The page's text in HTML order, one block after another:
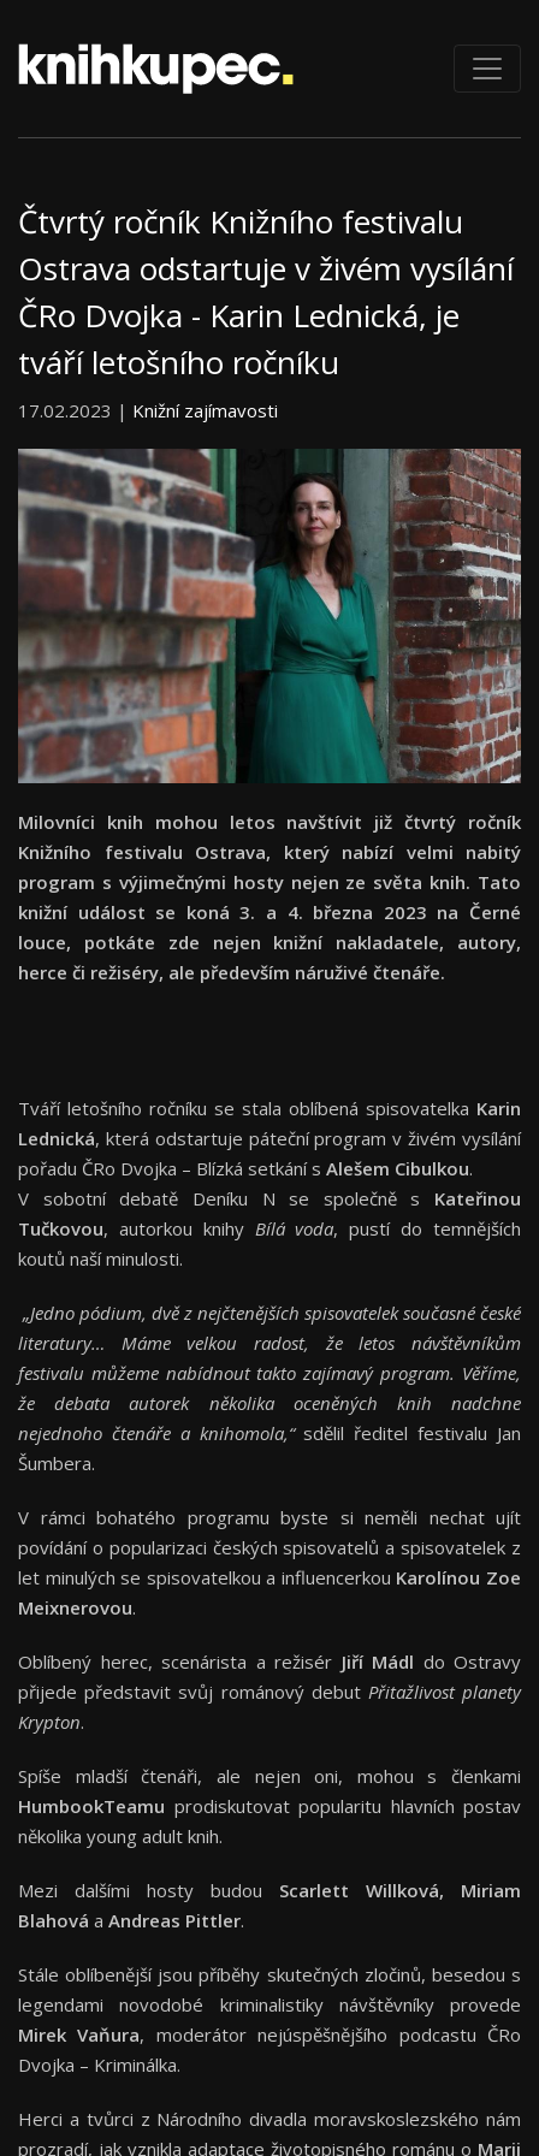
Čtvrtý ročník Knižního festivalu
Ostrava odstartuje v živém vysílání
ČRo Dvojka - Karin Lednická, je
tváří letošního ročníku
17.02.2023 | Knižní zajímavosti
Milovníci knih mohou letos navštívit již čtvrtý ročník
Knižního festivalu Ostrava, který nabízí velmi nabitý
program s výjimečnými hosty nejen ze světa knih. Tato
knižní událost se koná 3. a 4. března 2023 na Černé
louce, potkáte zde nejen knižní nakladatele, autory,
herce či režiséry, ale především náruživé čtenáře.
Tváří letošního ročníku se stala oblíbená spisovatelka Karin
Lednická, která odstartuje páteční program v živém vysílání
pořadu ČRo Dvojka – Blízká setkání s Alešem Cibulkou.
V sobotní debatě Deníku N se společně s Kateřinou
Tučkovou, autorkou knihy Bílá voda, pustí do temnějších
koutů naší minulosti.
„Jedno pódium, dvě z nejčtenějších spisovatelek současné české
literatury… Máme velkou radost, že letos návštěvníkům
festivalu můžeme nabídnout takto zajímavý program. Věříme,
že debata autorek několika oceněných knih nadchne
nejednoho čtenáře a knihomola,“sdělil ředitel festivalu Jan
Šumbera.
V rámci bohatého programu byste si neměli nechat ujít
povídání o popularizaci českých spisovatelů a spisovatelek z
let minulých se spisovatelkou a influencerkou Karolínou Zoe
Meixnerovou.
Oblíbený herec, scenárista a režisér Jiří Mádl do Ostravy
přijede představit svůj románový debut Přitažlivost planety
Krypton.
Spíše mladší čtenáři, ale nejen oni, mohou s členkami
HumbookTeamu prodiskutovat popularitu hlavních postav
několika young adult knih.
Mezi dalšími hosty budou Scarlett Willková, Miriam
Blahová a Andreas Pittler.
Stále oblíbenější jsou příběhy skutečných zločinů, besedou s
legendami novodobé kriminalistiky návštěvníky provede
Mirek Vaňura, moderátor nejúspěšnějšího podcastu ČRo
Dvojka – Kriminálka.
Herci a tvůrci z Národního divadla moravskoslezského nám
prozradí, jak vznikla adaptace životopisného románu o Marii